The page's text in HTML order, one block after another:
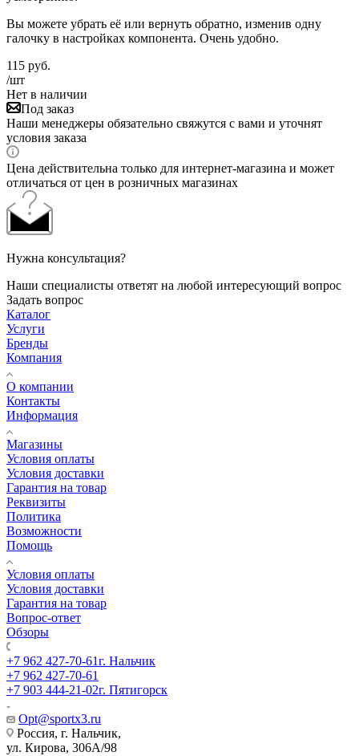
Вы можете убрать её или вернуть обратно, изменив одну
галочку в настройках компонента. Очень удобно.
115 руб.
/шт
Нет в наличии
Под заказ
Наши менеджеры обязательно свяжутся с вами и уточнят
условия заказа
Цена действительна только для интернет-магазина и может
отличаться от цен в розничных магазинах
Нужна консультация?
Наши специалисты ответят на любой интересующий вопрос
Задать вопрос
Каталог
Услуги
Бренды
Компания
О компании
Контакты
Информация
Магазины
Условия оплаты
Условия доставки
Гарантия на товар
Реквизиты
Политика
Возможности
Помощь
Условия оплаты
Условия доставки
Гарантия на товар
Вопрос-ответ
Обзоры
+7 962 427-70-61г. Нальчик
+7 962 427-70-61
+7 903 444-21-02г. Пятигорск
Opt@sportx3.ru
Россия, г. Нальчик,
ул. Кирова, 306А/98